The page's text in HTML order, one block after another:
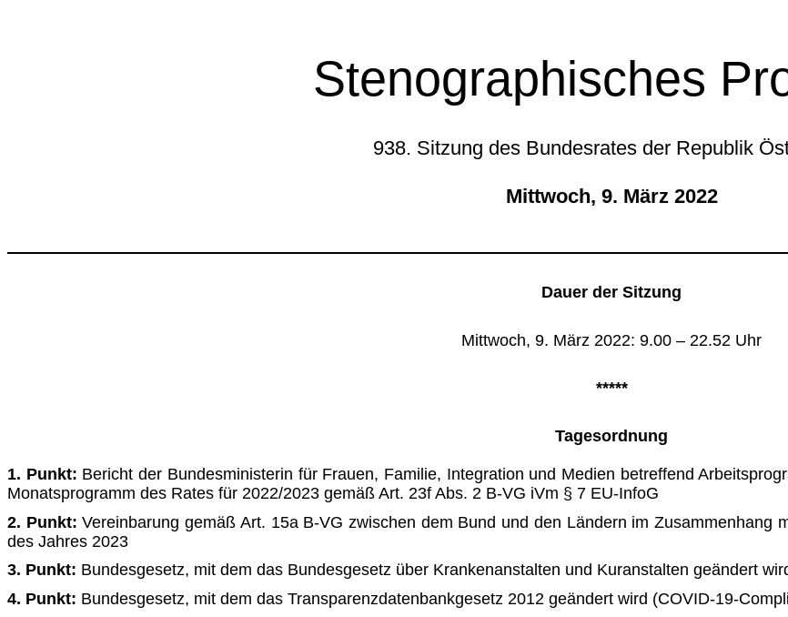
Stenographisches
938. Sitzung des Bundesrates der Republik
Mittwoch, 9. März 2022
Dauer der Sitzung
Mittwoch, 9. März 2022: 9.00 – 22.52 Uhr
*****
Tagesordnung
1. Punkt: Bericht der Bundesministerin für Frauen, Familie, Integration und Medien be­treffend
Monats­programm des Rates für 2022/2023 gemäß Art. 23f Abs. 2 B-VG iVm § 7 EU-InfoG
2. Punkt: Vereinbarung gemäß Art. 15a B-VG zwischen dem Bund und den Ländern im Zusammenhang
des Jah­res 2023
3. Punkt: Bundesgesetz, mit dem das Bundesgesetz über Krankenanstalten und Kur­anstalten geändert
4. Punkt: Bundesgesetz, mit dem das Transparenzdatenbankgesetz 2012 geändert wird (COVID-19-